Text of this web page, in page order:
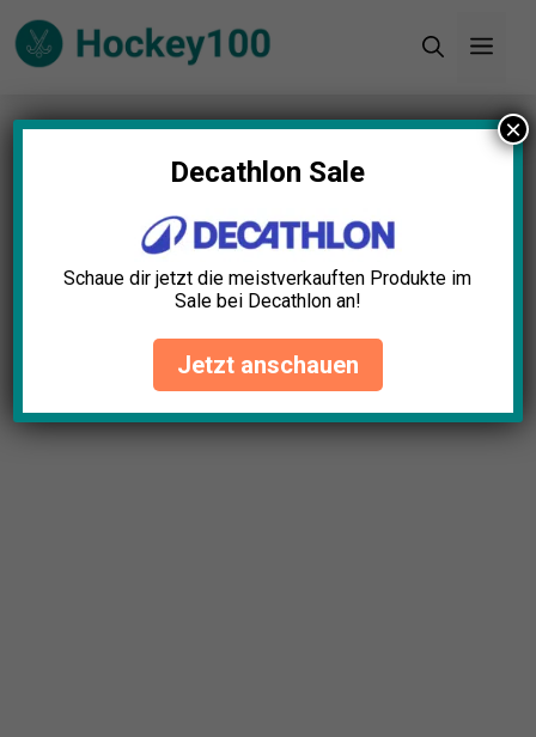
Zum
Inhalt
Startseite»Blog»Feldhockeyschuhe Premium
Test: Die 5 besten (Bestenliste)
Decathlon Sale
Schaue dir jetzt die meistverkauften Produkte im
Sale bei Decathlon an!
Jetzt anschauen
×